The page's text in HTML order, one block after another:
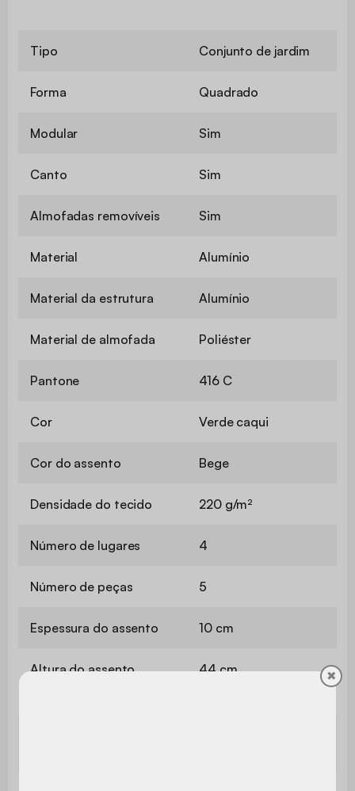
Tipo Conjunto de jardim
Forma Quadrado
Modular Sim
Canto Sim
Almofadas removíveis Sim
Material Alumínio
Material da estrutura Alumínio
Material de almofada Poliéster
Pantone 416 C
Cor Verde caqui
Cor do assento Bege
Densidade do tecido 220 g/m²
Número de lugares 4
Número de peças 5
Espessura do assento 10 cm
Altura do assento 44 cm ✖